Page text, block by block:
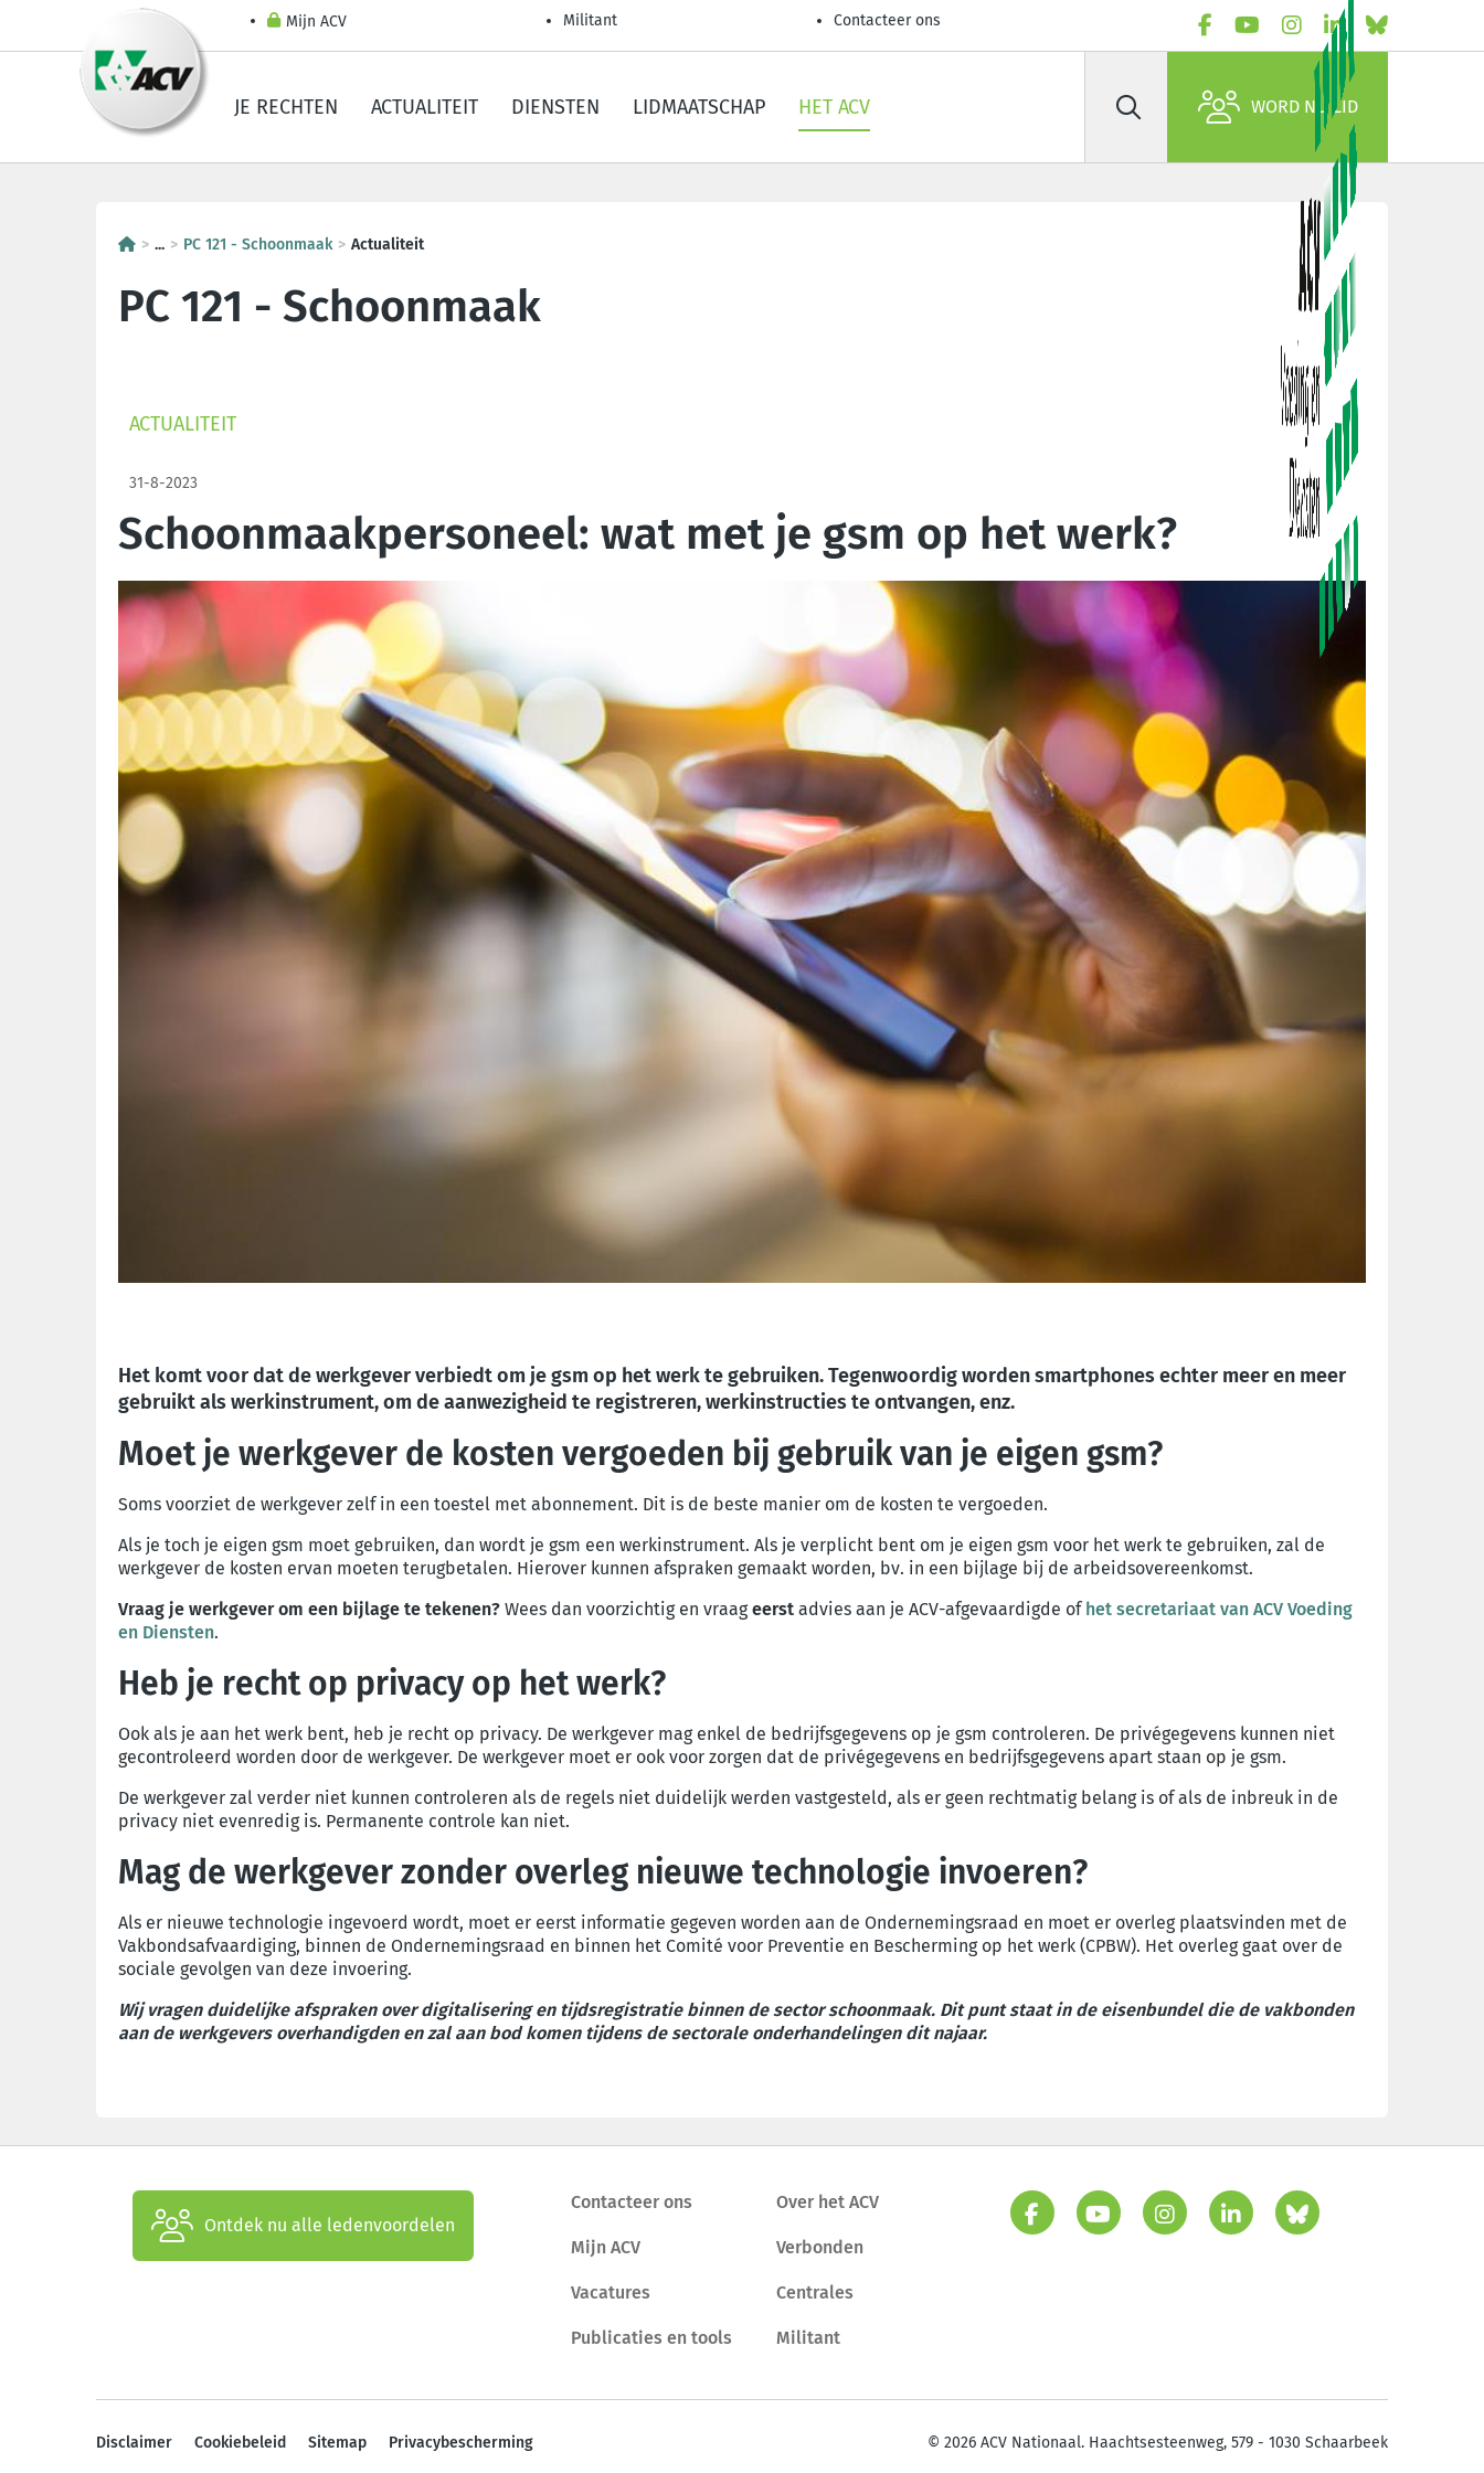
Mijn ACV Militant Contacteer ons
JE RECHTEN ACTUALITEIT DIENSTEN LIDMAATSCHAP HET ACV Zoek WORD NU LID
... PC 121 - Schoonmaak Actualiteit
PC 121 - Schoonmaak
ACTUALITEIT
31-8-2023
Schoonmaakpersoneel: wat met je gsm op het werk?
Het komt voor dat de werkgever verbiedt om je gsm op het werk te gebruiken.Tegenwoordig worden smartphones echter meer en meer
gebruikt als werkinstrument, om de aanwezigheid te registreren, werkinstructies te ontvangen, enz.
Moet je werkgever de kosten vergoeden bij gebruik van je eigen gsm?
Soms voorziet de werkgever zelf in een toestel met abonnement. Dit is de beste manier om de kosten te vergoeden.
Als je toch je eigen gsm moet gebruiken, dan wordt je gsm een werkinstrument. Als je verplicht bent om je eigen gsm voor het werk te gebruiken, zal de
werkgever de kosten ervan moeten terugbetalen. Hierover kunnen afspraken gemaakt worden, bv. in een bijlage bij de arbeidsovereenkomst.
Vraag je werkgever om een bijlage te tekenen? Wees dan voorzichtig en vraageerst advies aan je ACV-afgevaardigde of het secretariaat van ACV Voeding
en Diensten.
Heb je recht op privacy op het werk?
Ook als je aan het werk bent, heb je recht op privacy. De werkgever mag enkel de bedrijfsgegevens op je gsm controleren. De privégegevens kunnen niet
gecontroleerd worden door de werkgever. De werkgever moet er ook voor zorgen dat de privégegevens en bedrijfsgegevens apart staan op je gsm.
De werkgever zal verder niet kunnen controleren als de regels niet duidelijk werden vastgesteld, als er geen rechtmatig belang is of als de inbreuk in de
privacy niet evenredig is. Permanente controle kan niet.
Mag de werkgever zonder overleg nieuwe technologie invoeren?
Als er nieuwe technologie ingevoerd wordt, moet er eerst informatie gegeven worden aan de Ondernemingsraad en moet er overleg plaatsvinden met de
Vakbondsafvaardiging, binnen de Ondernemingsraad en binnen het Comité voor Preventie en Bescherming op het werk (CPBW). Het overleg gaat over de
sociale gevolgen van deze invoering.
Wij vragen duidelijke afspraken over digitalisering en tijdsregistratie binnen de sector schoonmaak. Dit punt staat in de eisenbundel die de vakbonden
aan de werkgevers overhandigden en zal aan bod komen tijdens de sectorale onderhandelingen dit najaar.
Ontdek nu alle ledenvoordelen
Contacteer ons
Mijn ACV
Vacatures
Publicaties en tools
Over het ACV
Verbonden
Centrales
Militant
Disclaimer Cookiebeleid Sitemap Privacybescherming © 2026 ACV Nationaal. Haachtsesteenweg, 579 - 1030 Schaarbeek